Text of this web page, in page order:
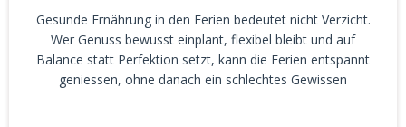
Gesunde Ernährung in den Ferien bedeutet nicht Verzicht.
Wer Genuss bewusst einplant, flexibel bleibt und auf
Balance statt Perfektion setzt, kann die Ferien entspannt
geniessen, ohne danach ein schlechtes Gewissen